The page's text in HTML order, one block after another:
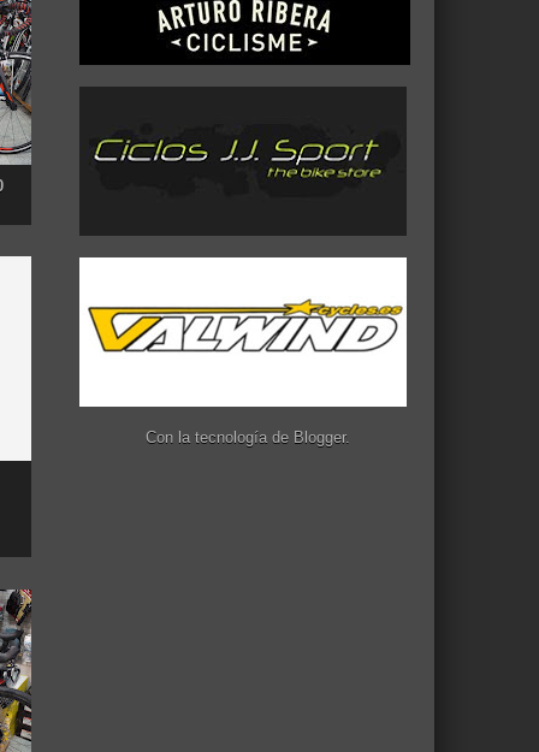
Con la tecnología de Blogger.